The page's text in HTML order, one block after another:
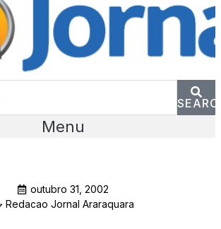
Menu
outubro 31, 2002
Redacao Jornal Araraquara